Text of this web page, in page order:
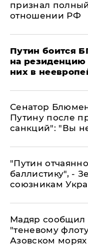
признал
отношении РФ
Путин боится
на резиденцию
них в
Сенатор
Путину после
санкций": "Вы
"Путин
баллистику", -
союзникам
Мадяр сообщил
"теневому
Азовском морях